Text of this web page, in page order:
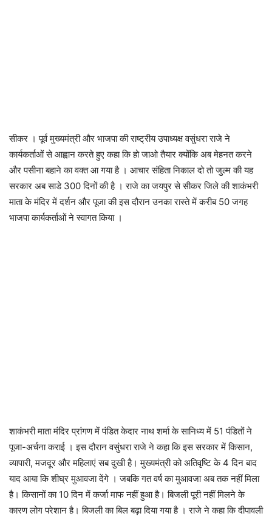
सीकर । पूर्व मुख्यमंत्री और भाजपा की राष्ट्रीय उपाध्यक्ष वसुंधरा राजे ने
कार्यकर्ताओं से आह्वान करते हुए कहा कि हो जाओ तैयार क्योंकि अब मेहनत करने
और पसीना बहाने का वक्त आ गया है । आचार संहिता निकाल दो तो जुल्म की यह
सरकार अब साडे 300 दिनों की है । राजे का जयपुर से सीकर जिले की शाकंभरी
माता के मंदिर में दर्शन और पूजा की इस दौरान उनका रास्ते में करीब 50 जगह
भाजपा कार्यकर्ताओं ने स्वागत किया ।
शाकंभरी माता मंदिर प्रांगण में पंडित केदार नाथ शर्मा के सानिध्य में 51 पंडितों ने
पूजा-अर्चना कराई । इस दौरान वसुंधरा राजे ने कहा कि इस सरकार में किसान,
व्यापारी, मजदूर और महिलाएं सब दुखी है। मुख्यमंत्री को अतिवृष्टि के 4 दिन बाद
याद आया कि शीघ्र मुआवजा देंगे । जबकि गत वर्ष का मुआवजा अब तक नहीं मिला
है। किसानों का 10 दिन में कर्जा माफ नहीं हुआ है। बिजली पूरी नहीं मिलने के
कारण लोग परेशान है। बिजली का बिल बढ़ा दिया गया है । राजे ने कहा कि दीपावली